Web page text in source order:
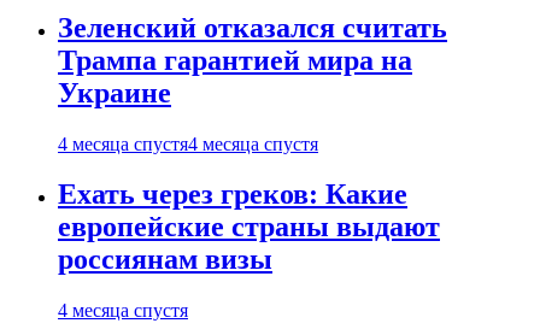
Зеленский отказался считать
Трампа гарантией мира на
Украине
4 месяца спустя4 месяца спустя
Ехать через греков: Какие
европейские страны выдают
россиянам визы
4 месяца спустя